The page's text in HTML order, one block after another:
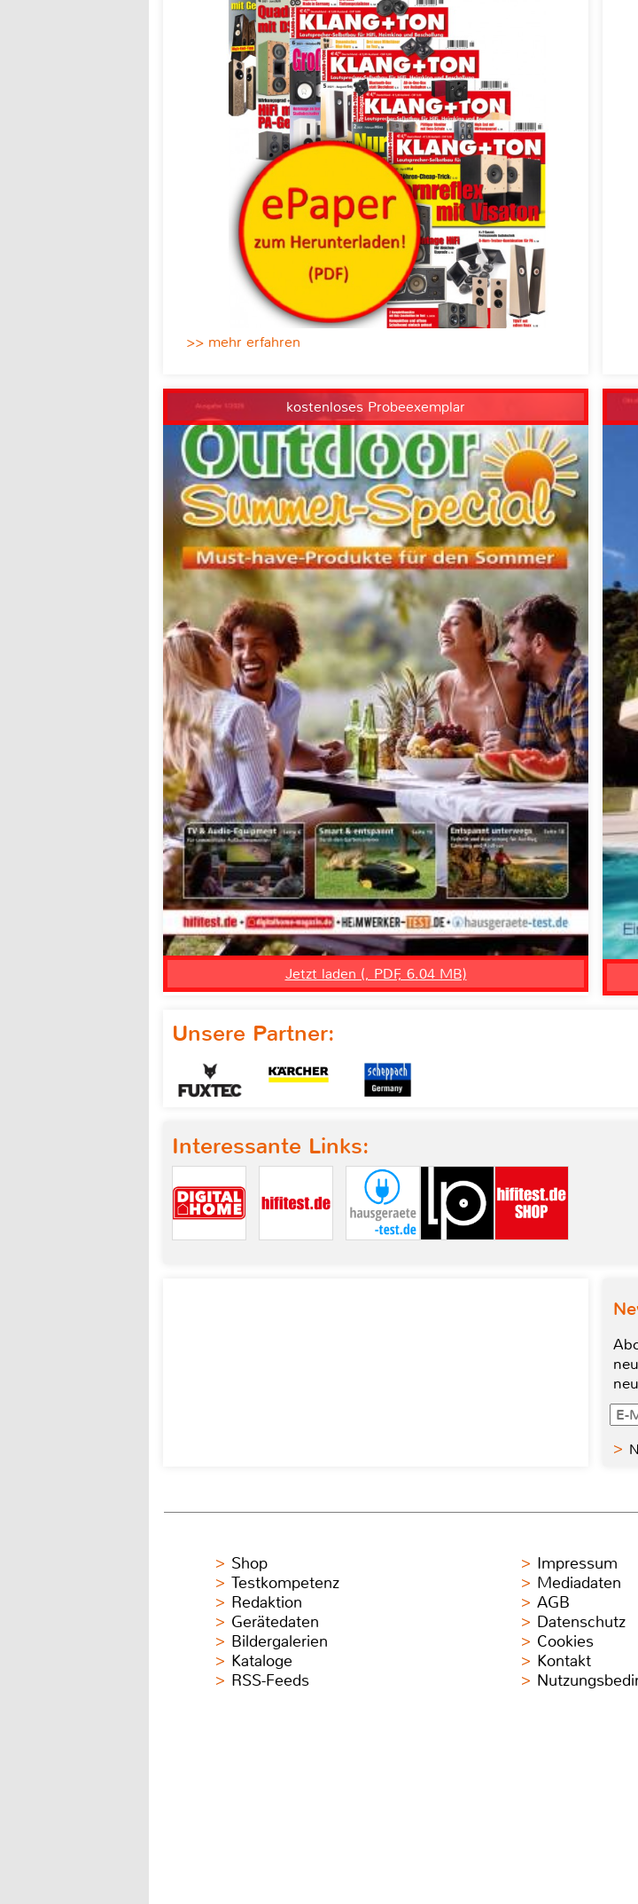
>> mehr erfahren
kostenloses Probeexemplar
Jetzt laden (, PDF, 6.04 MB)
Unsere Partner:
Interessante Links:
Shop
Testkompetenz
Redaktion
Gerätedaten
Bildergalerien
Kataloge
RSS-Feeds
Impressum
Mediadaten
AGB
Datenschutz
Cookies
Kontakt